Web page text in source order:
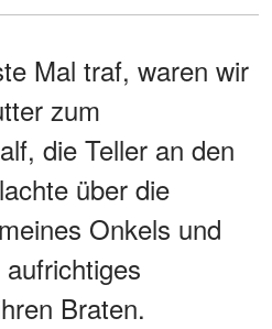
Mal traf, waren wir
zum
die Teller an den
über die
Onkels und
Braten.